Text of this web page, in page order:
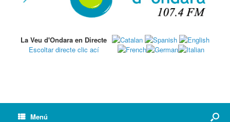
La Veu d'Ondara en Directe
Escoltar directe clic ací
Menú